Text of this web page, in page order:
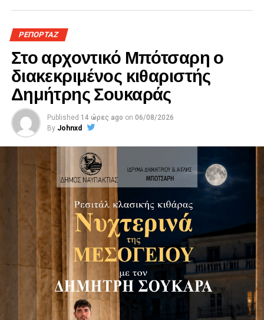
ΡΕΠΟΡΤΑΖ
Στο αρχοντικό Μπότσαρη ο
διακεκριμένος κιθαριστής
Δημήτρης Σουκαράς
Published 14 ώρες ago on 06/08/2026
By Johnxd